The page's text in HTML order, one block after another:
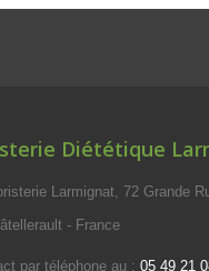
Diététique
Larmignat, 72 Grande
- France
par téléphone au : 05 49 21